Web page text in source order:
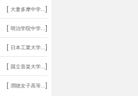
[ 大妻多摩中学... ]
[ 明治学院中学... ]
[ 日本工業大学... ]
[ 国立音楽大学... ]
[ 潤徳女子高等... ]